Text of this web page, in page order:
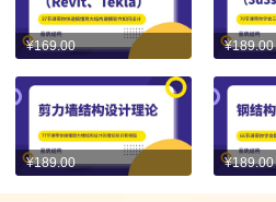
¥169.00 ¥189.00
¥189.00 ¥189.00